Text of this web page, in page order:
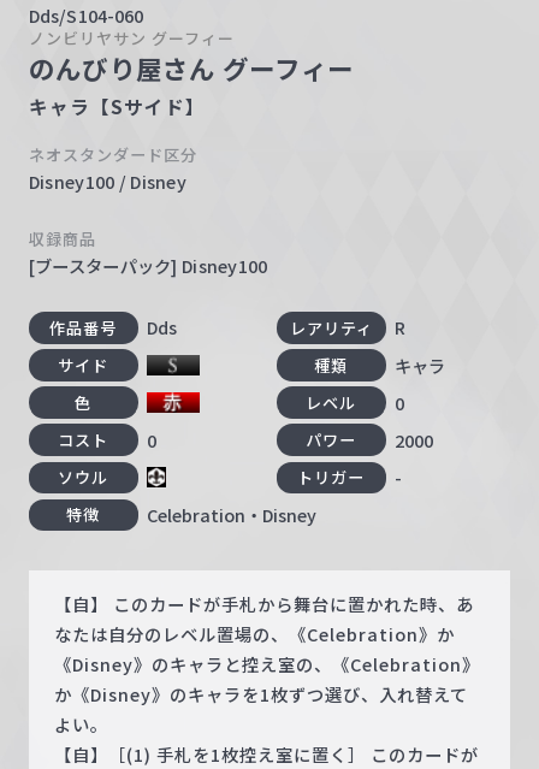
Dds/S104-060
ノンビリヤサン グーフィー
のんびり屋さん グーフィー
キャラ【Sサイド】
ネオスタンダード区分
Disney100 / Disney
収録商品
[ブースターパック] Disney100
作品番号 Dds レアリティ R
サイド 種類 キャラ
色 レベル 0
コスト 0 パワー 2000
ソウル トリガー -
特徴 Celebration・Disney
【自】 このカードが手札から舞台に置かれた時、あ
なたは自分のレベル置場の、《Celebration》か
《Disney》のキャラと控え室の、《Celebration》
か《Disney》のキャラを1枚ずつ選び、入れ替えて
よい。
【自】［(1) 手札を1枚控え室に置く］ このカードが